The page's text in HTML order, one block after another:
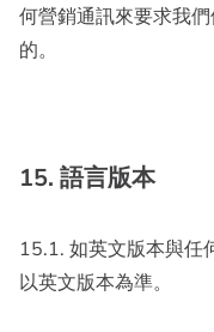
何營銷通訊來要求我
的。
15. 語言版本
15.1. 如英文版本與任
以英文版本為準。